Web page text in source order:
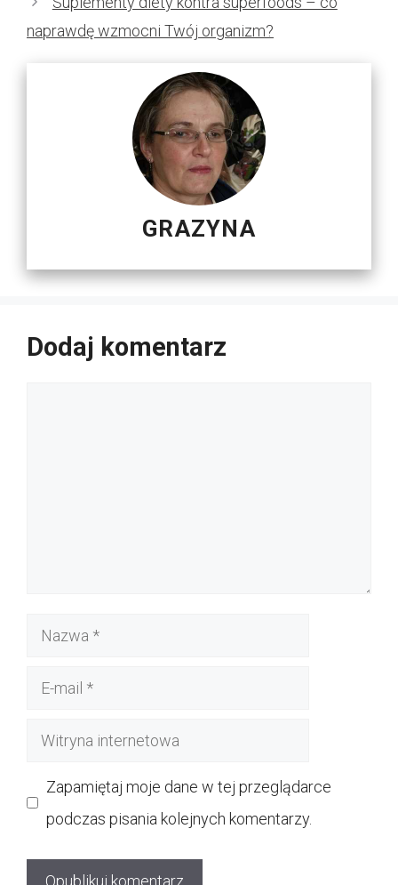
naprawdę wzmocni Twój organizm?
GRAZYNA
Dodaj komentarz
Nazwa
Witryna
Zapamiętaj moje dane w tej przeglądarce
podczas pisania kolejnych komentarzy.